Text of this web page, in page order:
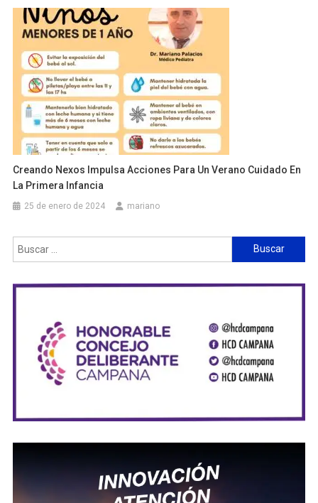
Creando Nexos Impulsa Acciones Para Un Verano Cuidado En
La Primera Infancia
25 de enero de 2024 mariano
Buscar: